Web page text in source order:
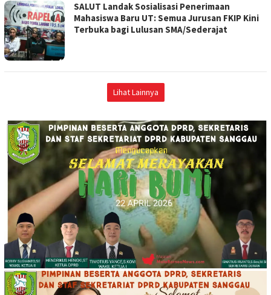
SALUT Landak Sosialisasi Penerimaan
Mahasiswa Baru UT: Semua Jurusan FKIP Kini
Terbuka bagi Lulusan SMA/Sederajat
Lihat Lainnya